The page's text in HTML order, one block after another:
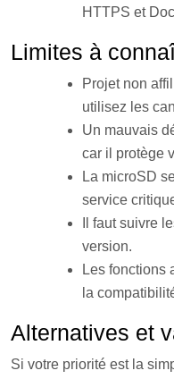
HTTPS et
Limites à
Projet non
utilisez les
Un mauvais
car il protège
La microSD
service
Il faut suivre
version.
Les fonctions
la
Alternatives et
Si votre priorité est la